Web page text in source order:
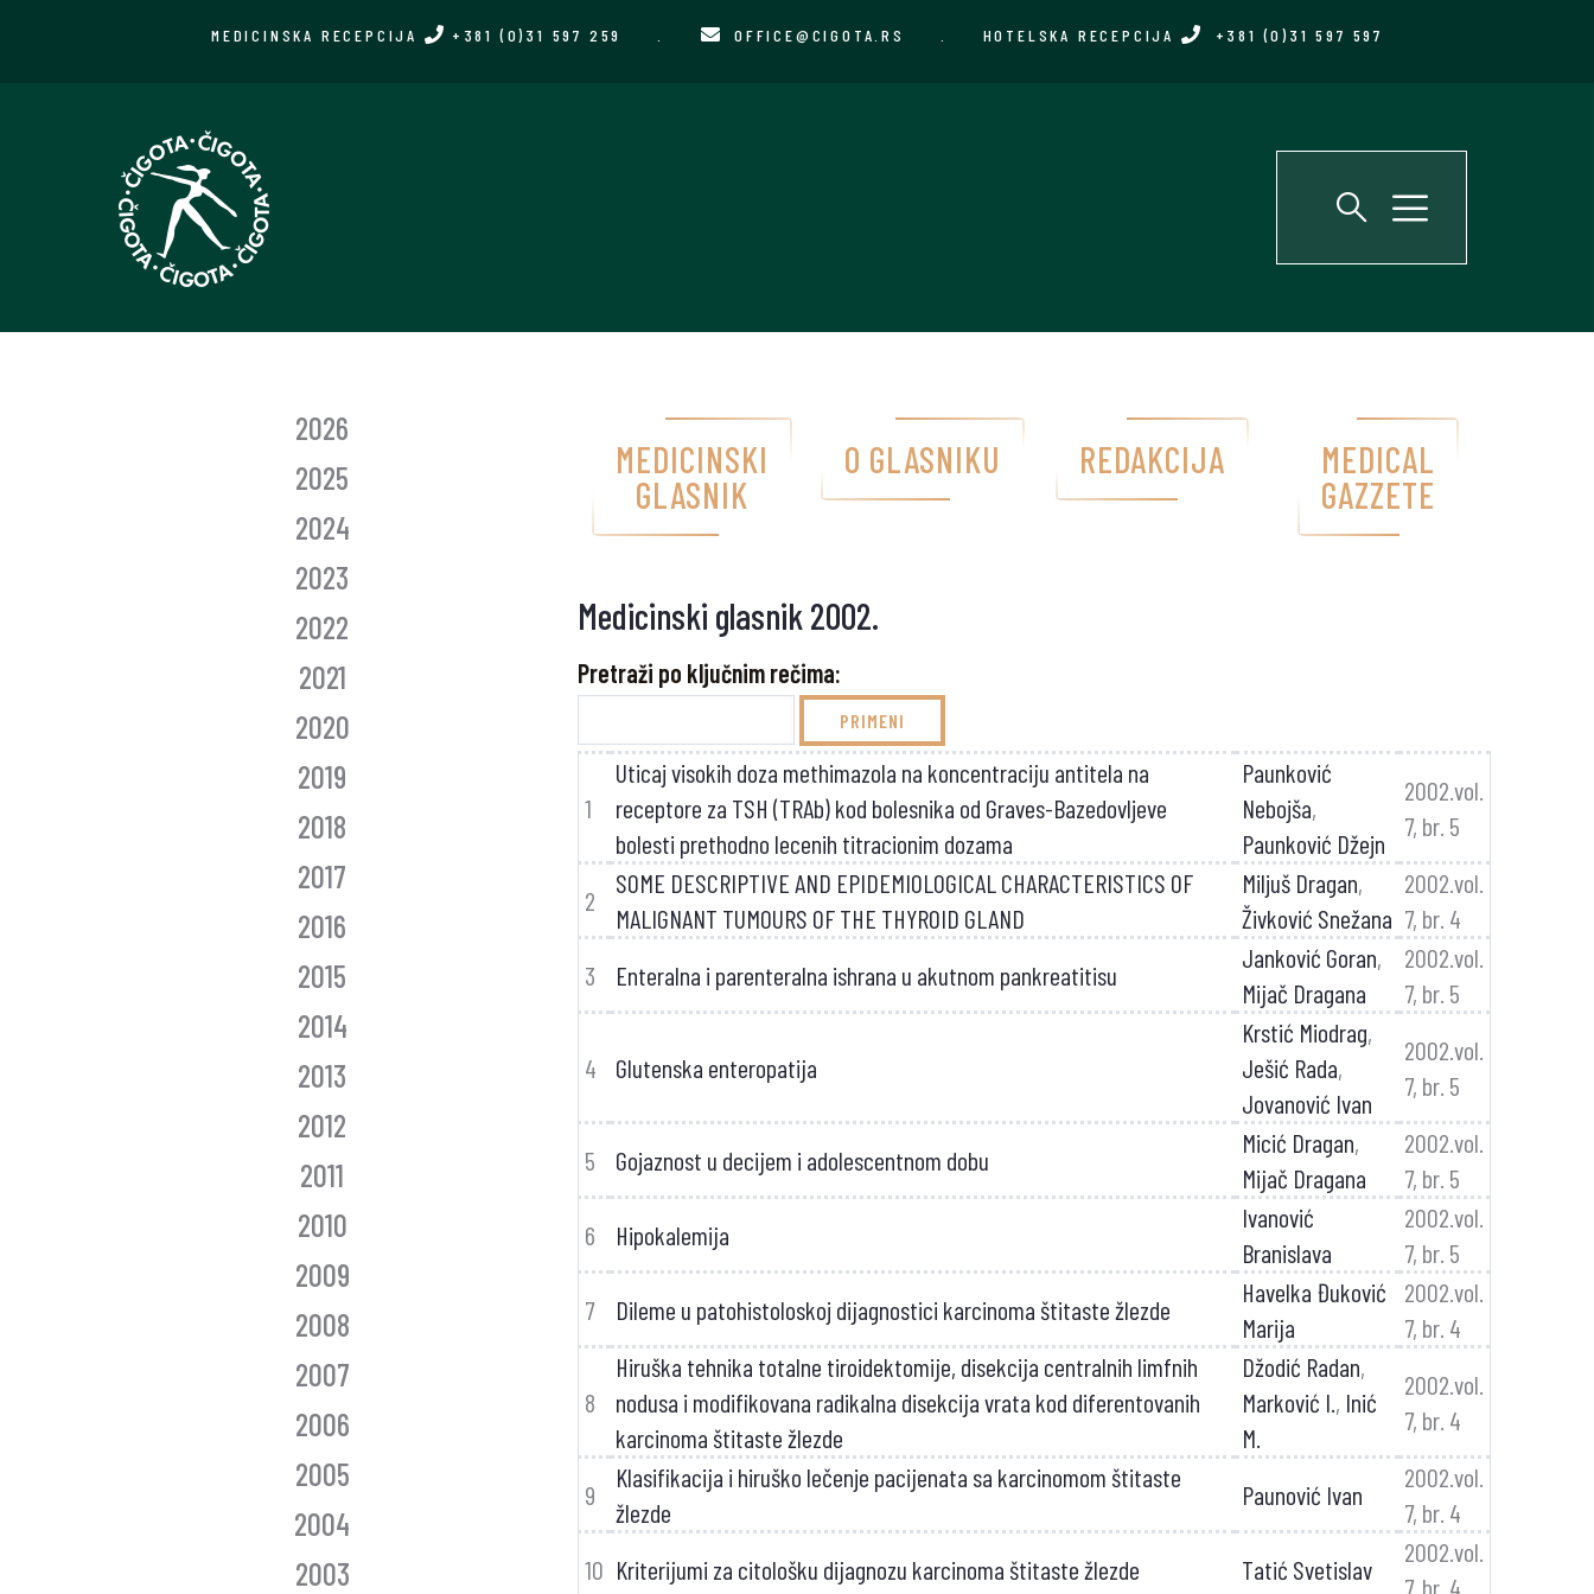
MEDICINSKA RECEPCIJA +381 (0)31 597 259 OFFICE@CIGOTA.RS HOTELSKA RECEPCIJA +381 (0)31 597 597
MEDICINSKI
GLASNIK
O GLASNIKU REDAKCIJA
MEDICAL
GAZZETE
Medicinski glasnik 2002.
Pretraži po ključnim rečima:
1
Uticaj visokih doza methimazola na koncentraciju antitela na
receptore za TSH (TRAb) kod bolesnika od Graves-Bazedovljeve
bolesti prethodno lecenih titracionim dozama
Paunković
Nebojša,
Paunković Džejn
2002.vol.
7, br. 5
2
SOME DESCRIPTIVE AND EPIDEMIOLOGICAL CHARACTERISTICS OF
MALIGNANT TUMOURS OF THE THYROID GLAND
Miljuš Dragan,
Živković Snežana
2002.vol.
7, br. 4
3
Enteralna i parenteralna ishrana u akutnom pankreatitisu
Janković Goran,
Mijač Dragana
2002.vol.
7, br. 5
4 Glutenska enteropatija
Krstić Miodrag,
Ješić Rada,
Jovanović Ivan
2002.vol.
7, br. 5
5 Gojaznost u decijem i adolescentnom dobu
Micić Dragan,
Mijač Dragana
2002.vol.
7, br. 5
6
Hipokalemija
Ivanović
Branislava
2002.vol.
7, br. 5
7
Dileme u patohistoloskoj dijagnostici karcinoma štitaste žlezde
Havelka Đuković
Marija
2002.vol.
7, br. 4
8
Hiruška tehnika totalne tiroidektomije, disekcija centralnih limfnih
nodusa i modifikovana radikalna disekcija vrata kod diferentovanih
karcinoma štitaste žlezde
Džodić Radan,
Marković I. , Inić
M.
2002.vol.
7, br. 4
9
Klasifikacija i hiruško lečenje pacijenata sa karcinomom štitaste
žlezde
Paunović Ivan
2002.vol.
7, br. 4
10 Kriterijumi za citološku dijagnozu karcinoma štitaste žlezde Tatić Svetislav
2002.vol.
7, br. 4
2026
2025
2024
2023
2022
2021
2020
2019
2018
2017
2016
2015
2014
2013
2012
2011
2010
2009
2008
2007
2006
2005
2004
2003